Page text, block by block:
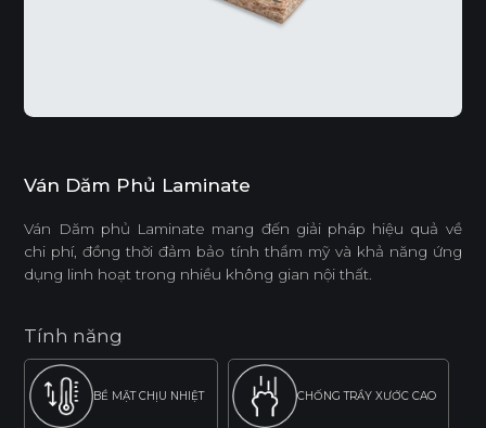
Ván Dăm Phủ Laminate
Ván Dăm phủ Laminate mang đến giải pháp hiệu quả về
chi phí, đồng thời đảm bảo tính thẩm mỹ và khả năng ứng
dụng linh hoạt trong nhiều không gian nội thất.
Tính năng
BỀ MẶT CHỊU NHIỆT CHỐNG TRẦY XƯỚC CAO